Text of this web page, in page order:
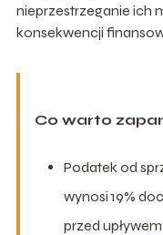
nieprzestrzeganie ich
konsekwencji
Co warto
Podatek od
wynosi 19%
przed